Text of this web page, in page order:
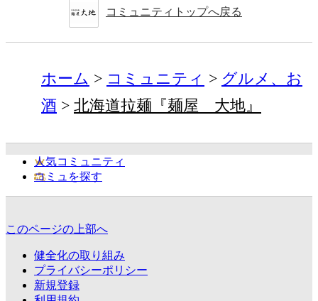
コミュニティトップへ戻る
ホーム コミュニティ
グルメ、お
酒
北海道拉麺『麺屋 大地』
人気コミュニティ
コミュを探す
このページの上部へ
健全化の取り組み
プライバシーポリシー
新規登録